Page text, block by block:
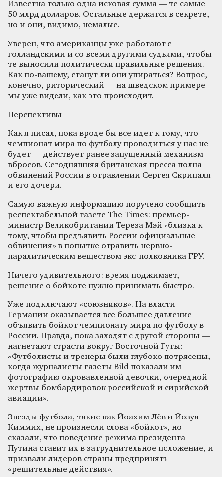
Известна только одна исковая сумма — те самые
50 млрд долларов. Остальные держатся в секрете,
но и они, видимо, немалые.
Уверен, что американцы уже работают с
голландскими и со всеми другими судьями, чтобы
те выносили политически правильные решения.
Как по-вашему, станут ли они упираться? Вопрос,
конечно, риторический — на шведском примере
мы уже видели, как это происходит.
Перспективы
Как я писал, пока вроде бы все идет к тому, что
чемпионат мира по футболу проводиться у нас не
будет — действует ранее запущенный механизм
вбросов. Сегодняшняя британская пресса полна
обвинений России в отравлении Сергея Скрипаля
и его дочери.
Самую важную информацию поручено сообщить
респектабельной газете The Times: премьер-
министр Великобритании Тереза Мэй «близка к
тому, чтобы предъявить России официальные
обвинения» в попытке отравить нервно-
паралитическим веществом экс-полковника ГРУ.
Ничего удивительного: время поджимает,
решение о бойкоте нужно принимать быстро.
Уже подключают «союзников». На власти
Германии оказывается все большее давление
объявить бойкот чемпионату мира по футболу в
России. Правда, пока заходят с другой стороны —
нагнетают страсти вокруг Восточной Гуты:
«Футболисты и тренеры были глубоко потрясены,
когда журналисты газеты Bild показали им
фотографию окровавленной девочки, очередной
жертвы бомбардировок российской и сирийской
авиации».
Звезды футбола, такие как Йоахим Лёв и Йозуа
Киммих, не произнесли слова «бойкот», но
сказали, что поведение режима президента
Путина ставит их в затруднительное положение, и
призвали лидеров страны предпринять
«решительные действия».